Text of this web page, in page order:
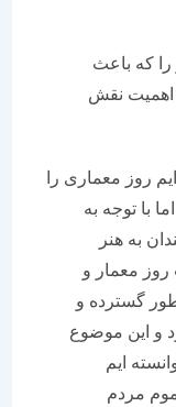
باعث
نقش
معماری را
به
هنر
و
و
موضوع